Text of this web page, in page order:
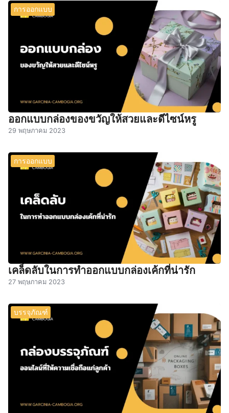
การออกแบบ
ออกแบบกล่องของขวัญให้สวยและดีไซน์หรู
29 พฤษภาคม 2023
การออกแบบ
เคล็ดลับในการทำออกแบบกล่องเค้กที่น่ารัก
27 พฤษภาคม 2023
บรรจุภัณฑ์